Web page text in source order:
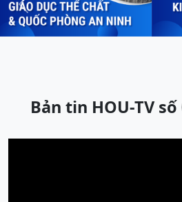
Previous
Bản tin HOU-TV